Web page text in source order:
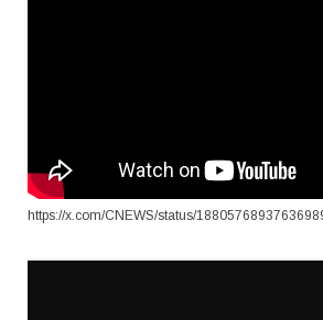
https://x.com/CNEWS/status/